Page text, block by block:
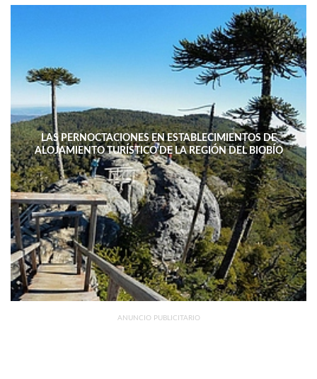
LAS PERNOCTACIONES EN ESTABLECIMIENTOS DE
ALOJAMIENTO TURÍSTICO DE LA REGIÓN DEL BIOBÍO
DISMINUYERON 15,4% INTERANUAL
ANUNCIO PUBLICITARIO